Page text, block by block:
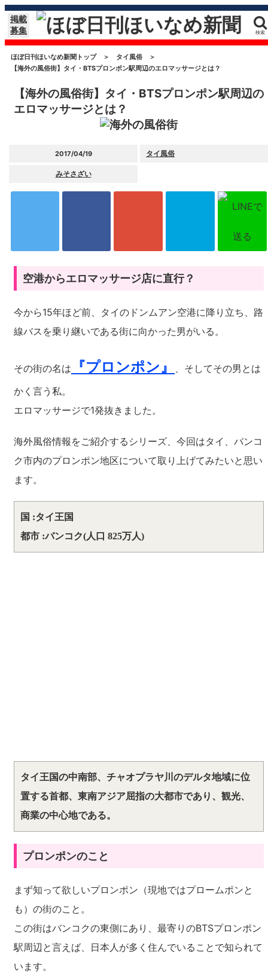
掲載
募集
検索
ほぼ日刊ほいなめ新聞トップ ＞ タイ風俗
＞
【海外の風俗街】タイ・BTSプロンポン駅周辺のエロマッサージとは？
【海外の風俗街】タイ・BTSプロンポン駅周辺の
エロマッサージとは？
2017/04/19 タイ風俗
みそさざい
空港からエロマッサージ店に直行？
今から15年ほど前、タイのドンムアン空港に降り立ち、路
線バスを乗り継いである街に向かった男がいる。
その街の名は 『プロンポン』
、そしてその男とは
かく言う私。
エロマッサージで1発抜きました。
海外風俗情報をご紹介するシリーズ、今回はタイ、バンコ
ク市内のプロンポン地区について取り上げてみたいと思い
ます。
国 :タイ王国
都市 :バンコク(人口 825万人)
タイ王国の中南部、チャオプラヤ川のデルタ地域に位
置する首都、東南アジア屈指の大都市であり、観光、
商業の中心地である。
プロンポンのこと
まず知って欲しいプロンポン（現地ではプロームポンと
も）の街のこと。
この街はバンコクの東側にあり、最寄りのBTSプロンポン
駅周辺と言えば、日本人が多く住んでいることで知られて
います。